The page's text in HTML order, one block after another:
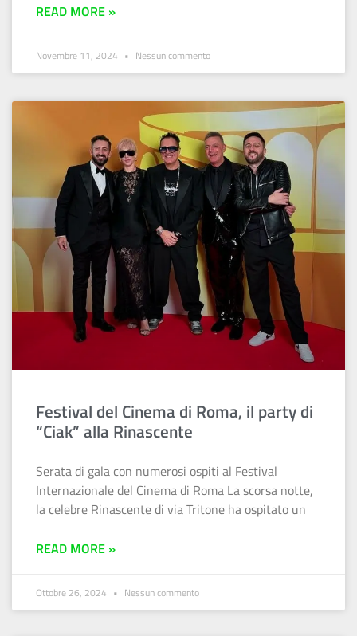
READ MORE »
Novembre 11, 2024 Nessun commento
Festival del Cinema di Roma, il party di
“Ciak” alla Rinascente
Serata di gala con numerosi ospiti al Festival
Internazionale del Cinema di Roma La scorsa notte,
la celebre Rinascente di via Tritone ha ospitato un
READ MORE »
Ottobre 26, 2024 Nessun commento